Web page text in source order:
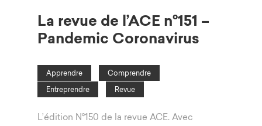
La revue de l’ACE n°151 –
Pandemic Coronavirus
Apprendre
Comprendre
Entreprendre
Revue
L’édition N°150 de la revue ACE. Avec